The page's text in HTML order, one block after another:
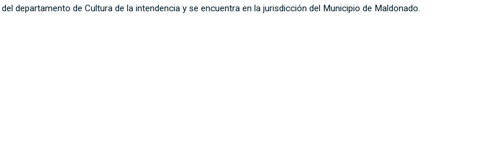
departamento de Cultura de la intendencia y se encuentra en la jurisdicción del Municipio de Maldonado.